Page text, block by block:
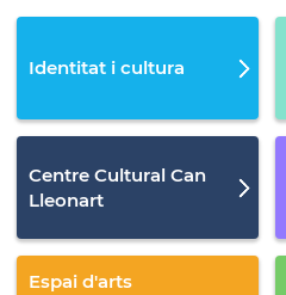
Identitat i cultura
Centre Cultural Can
Lleonart
Espai d'arts